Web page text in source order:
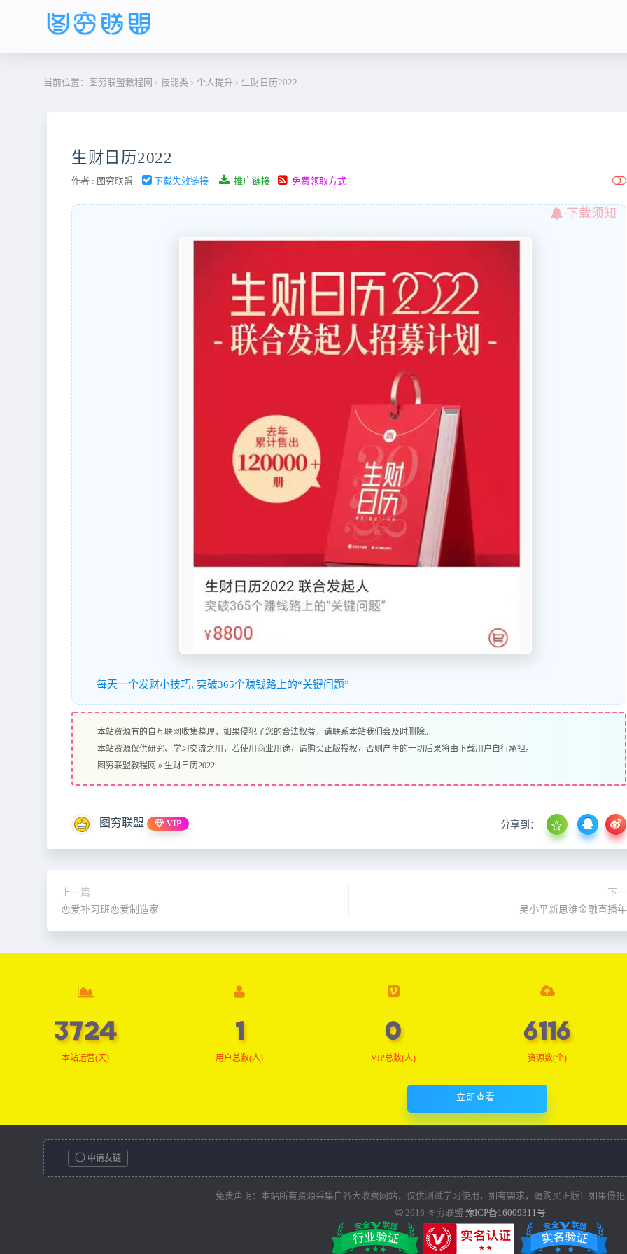
当前位置： 图穷联盟教程网 > 技能类 > 个人提升 > 生财日历2022
生财日历2022
作者 : 图穷联盟 下载失效链接 推广链接
下载须知
免费领取方式
每天一个发财小技巧, 突破365个赚钱路上的“关键问题”
本站资源有的自互联网收集整理，如果侵犯了您的合法权益，请联系本站我们会及时删除。
本站资源仅供研究、学习交流之用，若使用商业用途，请购买正版授权，否则产生的一切后果将由下载用户自行承担。
图穷联盟教程网 » 生财日历2022
图穷联盟 VIP 分享到：
上一篇
恋爱补习班恋爱制造家
下
吴小平新思维金融直播
3749
本站运营(天)
1
用户总数(人)
0
VIP总数(人)
6157
资源数(个)
立即查看
申请友链
免责声明：本站所有资源采集自各大收费网站，仅供测试学习使用，如有需求，请购买正版！如果侵
2016 图穷联盟 豫ICP备16009311号